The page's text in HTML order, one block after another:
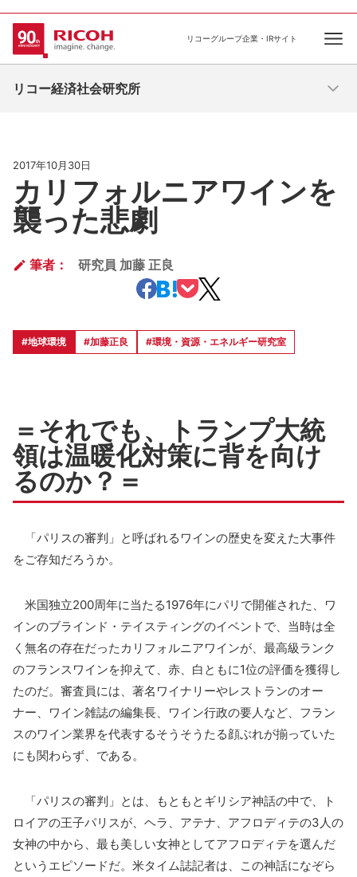
リコーグループ企業・IRサイト
リコー経済社会研究所
カリフォルニアワインを
襲った悲劇
2017年10月30日
筆者： 研究員 加藤 正良
#地球環境 #加藤正良 #環境・資源・エネルギー研究室
＝それでも、トランプ大統
領は温暖化対策に背を向け
るのか？＝
「パリスの審判」と呼ばれるワインの歴史を変えた大事件
をご存知だろうか。
米国独立200周年に当たる1976年にパリで開催された、ワ
インのブラインド・テイスティングのイベントで、当時は全
く無名の存在だったカリフォルニアワインが、最高級ランク
のフランスワインを抑えて、赤、白ともに1位の評価を獲得し
たのだ。審査員には、著名ワイナリーやレストランのオー
ナー、ワイン雑誌の編集長、ワイン行政の要人など、フラン
スのワイン業界を代表するそうそうたる顔ぶれが揃っていた
にも関わらず、である。
「パリスの審判」とは、もともとギリシア神話の中で、ト
ロイアの王子パリスが、ヘラ、アテナ、アフロディテの3人の
女神の中から、最も美しい女神としてアフロディテを選んだ
というエピソードだ。米タイム誌記者は、この神話になぞら